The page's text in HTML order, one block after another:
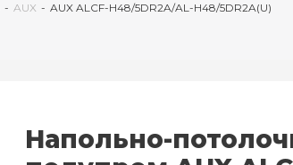
- AUX - AUX ALCF-H48/5DR2A/AL-H48/5DR2A(U)
Напольно-